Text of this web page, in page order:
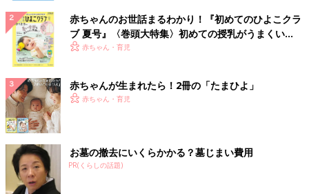
赤ちゃんのお世話まるわかり！『初めてのひよこクラ
ブ 夏号』〈巻頭大特集〉初めての授乳がうまくい
く！ おっぱい・ミルクの基本と夏のトラブル 解決テ
赤ちゃん・育児
赤ちゃんが生まれたら！2冊の「たまひよ」
赤ちゃん・育児
お墓の撤去にいくらかかる？墓じまい費用
PR(くらしの話題)